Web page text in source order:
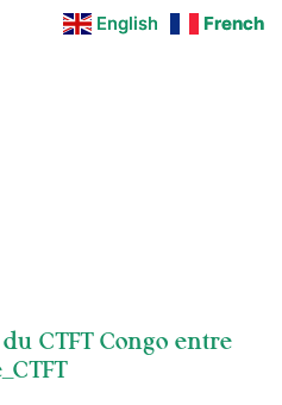
CTFT Congo entre
English French
English French